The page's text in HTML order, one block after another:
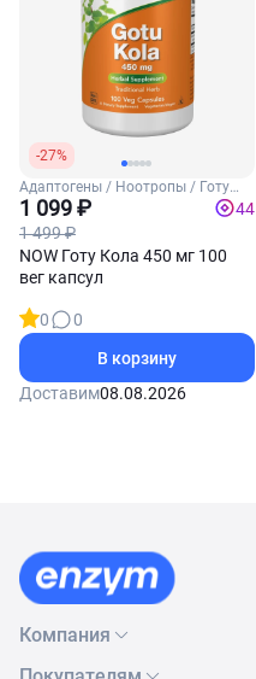
-27%
Адаптогены / Ноотропы / Готу
Кола
1 099 ₽
1 499 ₽
44
NOW Готу Кола 450 мг 100
вег капсул
0
0
В корзину
Доставим08.08.2026
Компания